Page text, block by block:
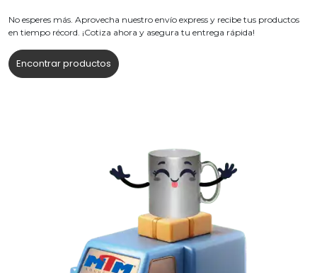
No esperes más. Aprovecha nuestro envío express y recibe tus productos
en tiempo récord. ¡Cotiza ahora y asegura tu entrega rápida!
Encontrar productos